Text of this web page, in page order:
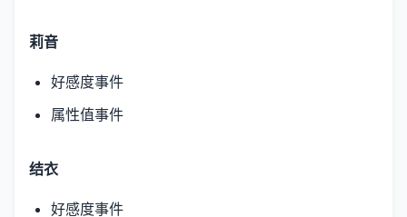
莉音
好感度事件
属性值事件
结衣
好感度事件